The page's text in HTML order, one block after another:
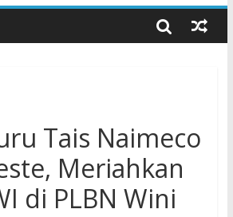
Semarakkan 11 Kota di Jawa Timur
Tais Naimeco
Meriahkan
di PLBN Wini